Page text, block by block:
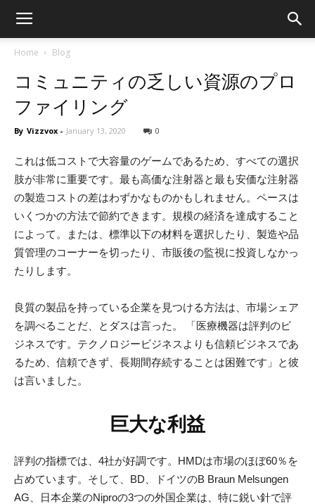
Home Blog
コミュニティの乏しい資源のプロ
ファイリング
By Vizzvox - January 13, 2020 0
これは低コストで大容量のゲームであるため、すべての選択
肢が非常に重要です。最も高価な注射器と最も安価な注射器
の製造コストの差はわずかなものかもしれません。ペースは
いくつかの方法で節約できます。規模の経済を達成すること
によって。または、標準以下の材料を選択したり、製造や品
質管理のコーナーを切ったり、市販後の監視に投資しなかっ
たりします。
良質の製品を持っている企業を見つける方法は、市場シェア
を調べることだ、とダスは言った。 「医療機器は評判のビ
ジネスです。テクノロジービジネスよりも信頼ビジネスであ
るため、信頼できず、長期間存続することは困難です」と彼
は言いました。
巨大な利益
評判の指標では、4社が好調です。HMDは市場のほぼ60％を
占めています。そして、BD、ドイツのB Braun Melsungen
AG、日本企業のNiproの3つの外国企業は、特に鋭い針で評